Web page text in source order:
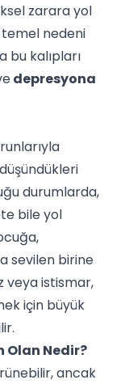
zarara yol
temel nedeni
bu kalıpları
depresyona
durumlarda,
bile yol
sevilen birine
veya istismar,
için büyük
Olan Nedir?
ancak